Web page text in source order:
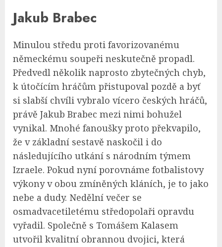
Jakub Brabec
Minulou středu proti favorizovanému
německému soupeři neskutečně propadl.
Předvedl několik naprosto zbytečných chyb,
k útočícím hráčům přistupoval pozdě a byť
si slabší chvíli vybralo vícero českých hráčů,
právě Jakub Brabec mezi nimi bohužel
vynikal. Mnohé fanoušky proto překvapilo,
že v základní sestavě naskočil i do
následujícího utkání s národním týmem
Izraele. Pokud nyní porovnáme fotbalistovy
výkony v obou zmíněných kláních, je to jako
nebe a dudy. Nedělní večer se
osmadvacetiletému středopolaři opravdu
vyřadil. Společně s Tomášem Kalasem
utvořil kvalitní obrannou dvojici, která